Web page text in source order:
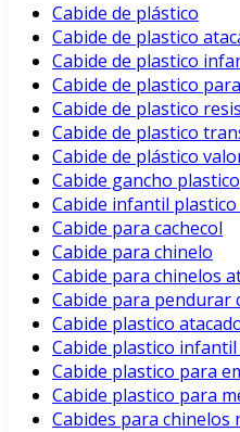
Cabide de plástico
Cabide de plastico
Cabide de plastico
Cabide de plastico
Cabide de plastico
Cabide de plastico
Cabide de plástico
Cabide gancho plastico
Cabide infantil plastico
Cabide para cachecol
Cabide para chinelo
Cabide para chinelos
Cabide para pendurar
Cabide plastico
Cabide plastico infantil
Cabide plastico para
Cabide plastico para
Cabides para chinelos